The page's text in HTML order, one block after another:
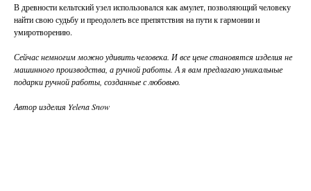
В древности кельтский узел использовался как амулет, позволяющий человеку
найти свою судьбу и преодолеть все препятствия на пути к гармонии и
умиротворению.
Сейчас немногим можно удивить человека. И все цене становятся изделия не
машинного производства, а ручной работы. А я вам предлагаю уникальные
подарки ручной работы, созданные с любовью.
Автор изделия Yelena Snow